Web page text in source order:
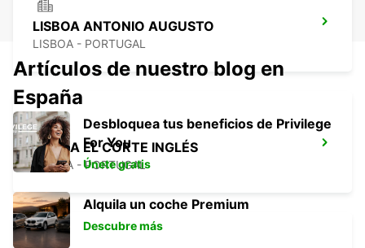
LISBOA ANTONIO AUGUSTO
LISBOA - PORTUGAL
LISBOA EL CORTE INGLÉS
LISBOA - PORTUGAL
Artículos de nuestro blog en
España
Desbloquea tus beneficios de Privilege
For You
Únete gratis
Alquila un coche Premium
Descubre más